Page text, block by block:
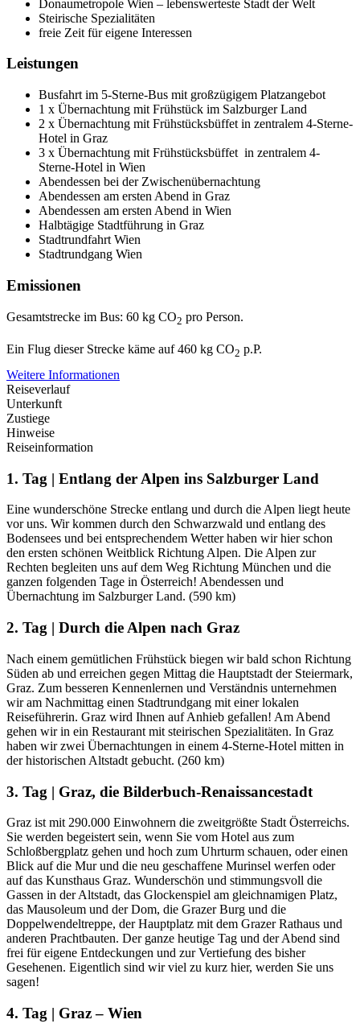
Donaumetropole Wien – lebenswerteste Stadt der Welt
Steirische Spezialitäten
freie Zeit für eigene Interessen
Leistungen
Busfahrt im 5-Sterne-Bus mit großzügigem Platzangebot
1 x Übernachtung mit Frühstück im Salzburger Land
2 x Übernachtung mit Frühstücksbüffet in zentralem 4-Sterne-
Hotel in Graz
3 x Übernachtung mit Frühstücksbüffet in zentralem 4-
Sterne-Hotel in Wien
Abendessen bei der Zwischenübernachtung
Abendessen am ersten Abend in Graz
Abendessen am ersten Abend in Wien
Halbtägige Stadtführung in Graz
Stadtrundfahrt Wien
Stadtrundgang Wien
Emissionen
Gesamtstrecke im Bus: 60 kg CO2 pro Person.
Ein Flug dieser Strecke käme auf 460 kg CO2 p.P.
Weitere Informationen
Reiseverlauf
Unterkunft
Zustiege
Hinweise
Reiseinformation
1. Tag | Entlang der Alpen ins Salzburger Land
Eine wunderschöne Strecke entlang und durch die Alpen liegt heute
vor uns. Wir kommen durch den Schwarzwald und entlang des
Bodensees und bei entsprechendem Wetter haben wir hier schon
den ersten schönen Weitblick Richtung Alpen. Die Alpen zur
Rechten begleiten uns auf dem Weg Richtung München und die
ganzen folgenden Tage in Österreich! Abendessen und
Übernachtung im Salzburger Land. (590 km)
2. Tag | Durch die Alpen nach Graz
Nach einem gemütlichen Frühstück biegen wir bald schon Richtung
Süden ab und erreichen gegen Mittag die Hauptstadt der Steiermark,
Graz. Zum besseren Kennenlernen und Verständnis unternehmen
wir am Nachmittag einen Stadtrundgang mit einer lokalen
Reiseführerin. Graz wird Ihnen auf Anhieb gefallen! Am Abend
gehen wir in ein Restaurant mit steirischen Spezialitäten. In Graz
haben wir zwei Übernachtungen in einem 4-Sterne-Hotel mitten in
der historischen Altstadt gebucht. (260 km)
3. Tag | Graz, die Bilderbuch-Renaissancestadt
Graz ist mit 290.000 Einwohnern die zweitgrößte Stadt Österreichs.
Sie werden begeistert sein, wenn Sie vom Hotel aus zum
Schloßbergplatz gehen und hoch zum Uhrturm schauen, oder einen
Blick auf die Mur und die neu geschaffene Murinsel werfen oder
auf das Kunsthaus Graz. Wunderschön und stimmungsvoll die
Gassen in der Altstadt, das Glockenspiel am gleichnamigen Platz,
das Mausoleum und der Dom, die Grazer Burg und die
Doppelwendeltreppe, der Hauptplatz mit dem Grazer Rathaus und
anderen Prachtbauten. Der ganze heutige Tag und der Abend sind
frei für eigene Entdeckungen und zur Vertiefung des bisher
Gesehenen. Eigentlich sind wir viel zu kurz hier, werden Sie uns
sagen!
4. Tag | Graz – Wien